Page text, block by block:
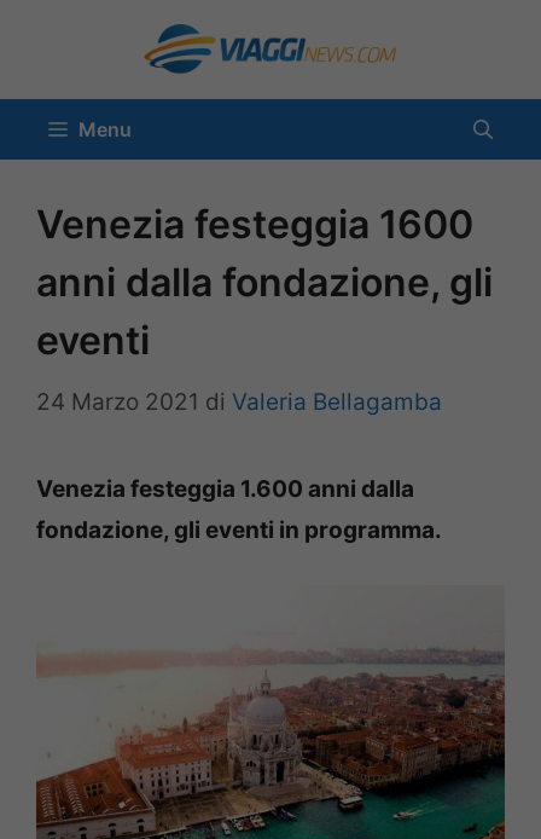
contenuto
Menu
Venezia festeggia 1600
anni dalla fondazione, gli
eventi
24 Marzo 2021 di Valeria Bellagamba
Venezia festeggia 1.600 anni dalla
fondazione, gli eventi in programma.